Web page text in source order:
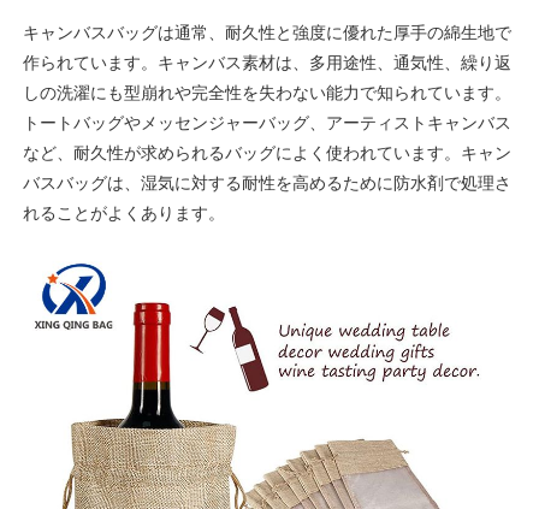
キャンバスバッグは通常、耐久性と強度に優れた厚手の綿生地で
作られています。キャンバス素材は、多用途性、通気性、繰り返
しの洗濯にも型崩れや完全性を失わない能力で知られています。
トートバッグやメッセンジャーバッグ、アーティストキャンバス
など、耐久性が求められるバッグによく使われています。キャン
バスバッグは、湿気に対する耐性を高めるために防水剤で処理さ
れることがよくあります。